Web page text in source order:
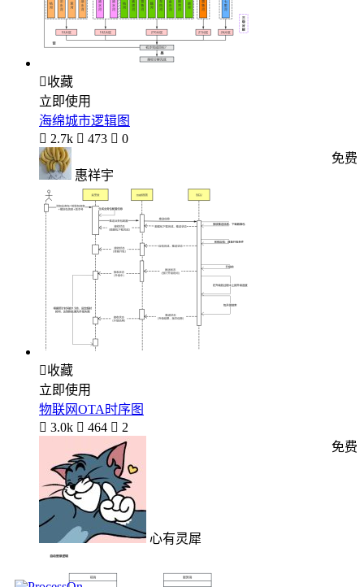
收藏
立即使用
海绵城市逻辑图
 2.7k  473  0
惠祥宇
免费
收藏
立即使用
物联网OTA时序图
 3.0k  464  2
心有灵犀
免费